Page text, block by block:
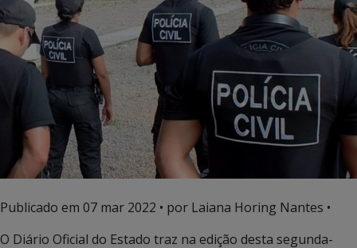
Publicado em 07 mar 2022 • por Laiana Horing Nantes •
O Diário Oficial do Estado traz na edição desta segunda-